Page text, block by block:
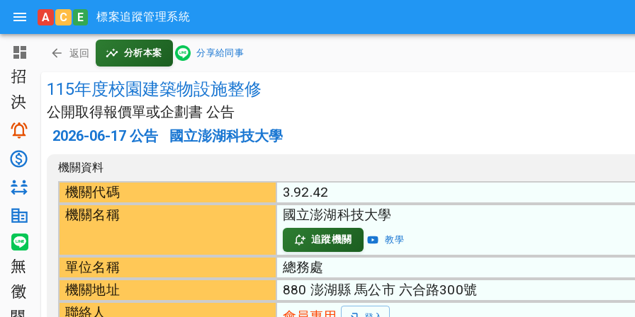
A C E 標案追蹤管理系統
主頁
招標公告
決標公告
搜尋與追蹤
對手分析
機關生態分析
無法決標
公開徵求
返回 分析本案 分享給同事
115年度校園建築物設施整修
公開取得報價單或企劃書 公告
2026-06-17 公告 國立澎湖科技大學
機關資料
機關代碼
3.92.42
機關名稱
國立澎湖科技大學
追蹤機關 教學
單位名稱
總務處
機關地址
880 澎湖縣 馬公市 六合路300號
聯絡人